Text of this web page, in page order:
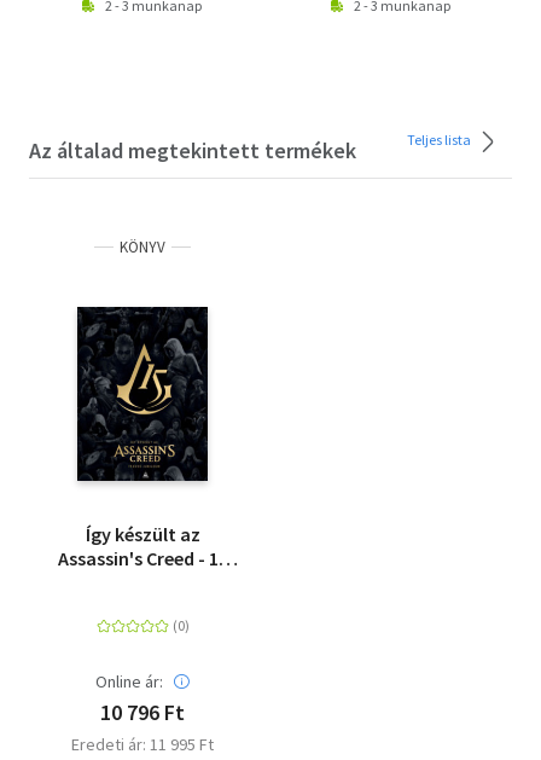
2 - 3 munkanap 2 - 3 munkanap
Az általad megtekintett termékek Teljes lista
KÖNYV
Így készült az
Assassin's Creed - 15
Online ár:
10 796 Ft
Eredeti ár: 11 995 Ft